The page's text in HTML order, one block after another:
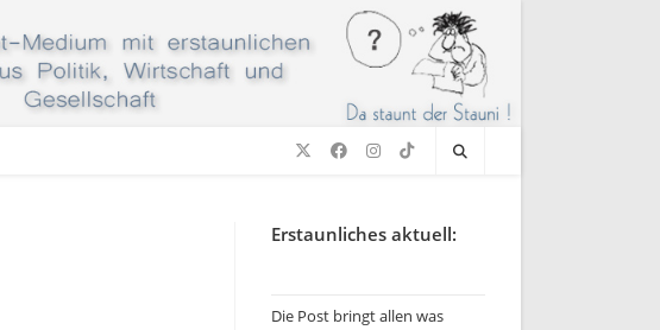
Erstaunliches aktuell:
Die Post bringt allen was